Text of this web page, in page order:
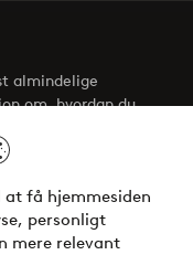
få hjemmesiden
personligt
mere relevant
almindelige
om, hvordan du
Betalingsmåde